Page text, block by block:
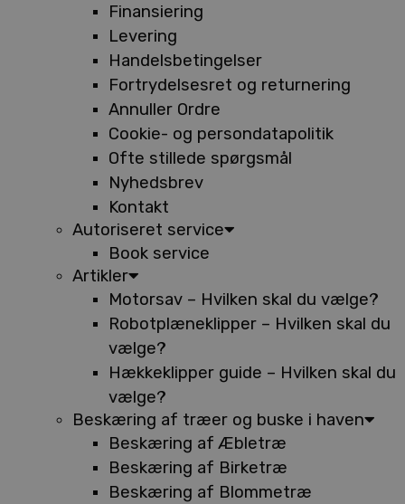
Finansiering
Levering
Handelsbetingelser
Fortrydelsesret og returnering
Annuller Ordre
Cookie- og persondatapolitik
Ofte stillede spørgsmål
Nyhedsbrev
Kontakt
Autoriseret service
Book service
Artikler
Motorsav – Hvilken skal du vælge?
Robotplæneklipper – Hvilken skal du
vælge?
Hækkeklipper guide – Hvilken skal du
vælge?
Beskæring af træer og buske i haven
Beskæring af Æbletræ
Beskæring af Birketræ
Beskæring af Blommetræ